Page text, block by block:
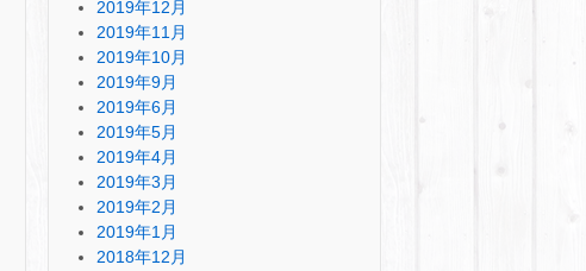
2019年12月
2019年11月
2019年10月
2019年9月
2019年6月
2019年5月
2019年4月
2019年3月
2019年2月
2019年1月
2018年12月